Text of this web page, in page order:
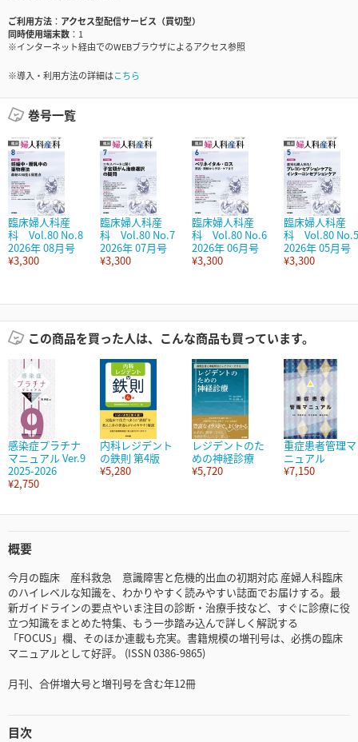
ご利用方法
アクセス型配信サービス（買切型）
同時使用端末数
1
※インターネット経由でのWEBブラウザによるアクセス参照
※導入・利用方法の詳細はこちら
巻号一覧
臨床婦人科産
科 Vol.80 No.8
2026年 08月号
¥3,300
臨床婦人科産
科 Vol.80 No.7
2026年 07月号
¥3,300
臨床婦人科産
科 Vol.80 No.6
2026年 06月号
¥3,300
臨床婦人科産
科 Vol.80 No.5
2026年 05月号
¥3,300
この商品を買った人は、こんな商品も買っています。
感染症プラチナ
マニュアル Ver.9
2025-2026
¥2,750
内科レジデント
の鉄則 第4版
¥5,280
レジデントのた
めの神経診療
¥5,720
重症患者管理マ
ニュアル
¥7,150
概要
今月の臨床 産科救急 意識障害と危機的出血の初期対応 産婦人科臨床
のハイレベルな知識を、わかりやすく読みやすい誌面でお届けする。最
新ガイドラインの要点やいま注目の診断・治療手技など、すぐに診療に役
立つ知識をまとめた特集、もう一歩踏み込んで詳しく解説する
「FOCUS」欄、そのほか連載も充実。書籍規模の増刊号は、必携の臨床
マニュアルとして好評。 (ISSN 0386-9865)
月刊、合併増大号と増刊号を含む年12冊
目次